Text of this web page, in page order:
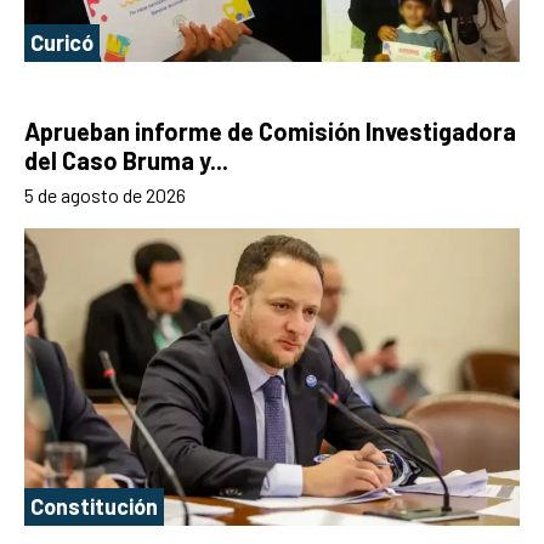
Curicó
Aprueban informe de Comisión Investigadora
del Caso Bruma y...
5 de agosto de 2026
Constitución